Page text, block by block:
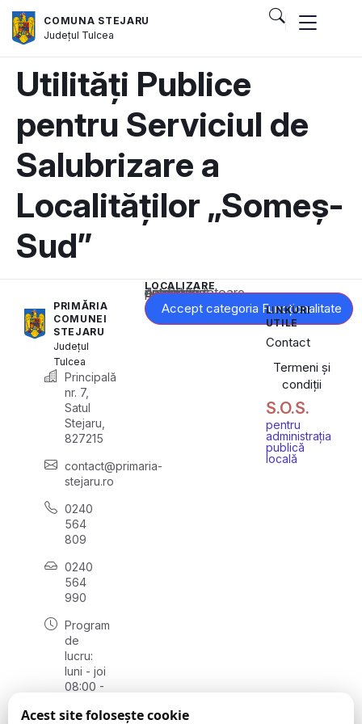
COMUNA STEJARU
Județul Tulcea
Utilități Publice
pentru Serviciul de
Salubrizare a
Localităților „Someș-
Sud”
PRIMĂRIA
COMUNEI
STEJARU
Județul
Tulcea
Principală
nr. 7,
Satul
Stejaru,
827215
contact@primaria-
stejaru.ro
0240
564
809
0240
564
990
Program
de
lucru:
luni - joi
08:00 -
vineri
LOCALIZARE
Acest conținut este blocat până când acceptați categoria corespunzătoare de cookie-uri.
Accept categoria Funcționalitate
LINKURI
UTILE
Contact
Termeni și
condiții
S.O.S.
pentru
administrația
publică
locală
Acest site folosește cookie